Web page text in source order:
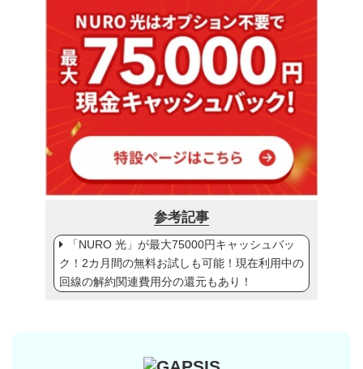
参考記事
「NURO 光」が最大75000円キャッシュバッ
ク！2カ月間の無料お試しも可能！現在利用中の
回線の解約関連費用分の還元もあり！